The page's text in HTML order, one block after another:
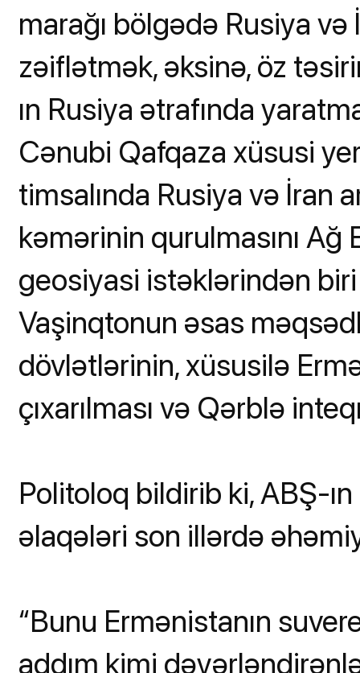
marağı bölgədə Rusiya
zəiflətmək, əksinə, öz
ın Rusiya ətrafında
Cənubi Qafqaza xüsusi
timsalında Rusiya və İran
kəmərinin qurulmasını Ağ
geosiyasi istəklərindən
Vaşinqtonun əsas
dövlətlərinin, xüsusilə
çıxarılması və Qərblə
Politoloq bildirib ki, ABŞ-
əlaqələri son illərdə
“Bunu Ermənistanın
addım kimi